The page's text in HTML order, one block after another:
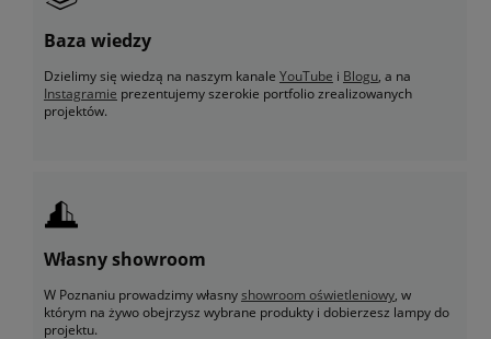
Baza wiedzy
Dzielimy się wiedzą na naszym kanale YouTube i Blogu, a na
Instagramie prezentujemy szerokie portfolio zrealizowanych
projektów.
Własny showroom
W Poznaniu prowadzimy własnyshowroom oświetleniowy, w
którym na żywo obejrzysz wybrane produkty i dobierzesz lampy do
projektu.